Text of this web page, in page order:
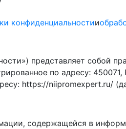
конфиденциальностии
представляет собой
по адресу:
https://niipromexpert.ru/
содержащейся в